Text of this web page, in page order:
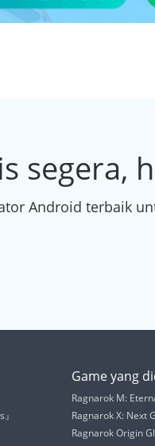
segera,
Android terbaik
Game yang
Ragnarok M:
Ragnarok X: Next
Ragnarok Origin